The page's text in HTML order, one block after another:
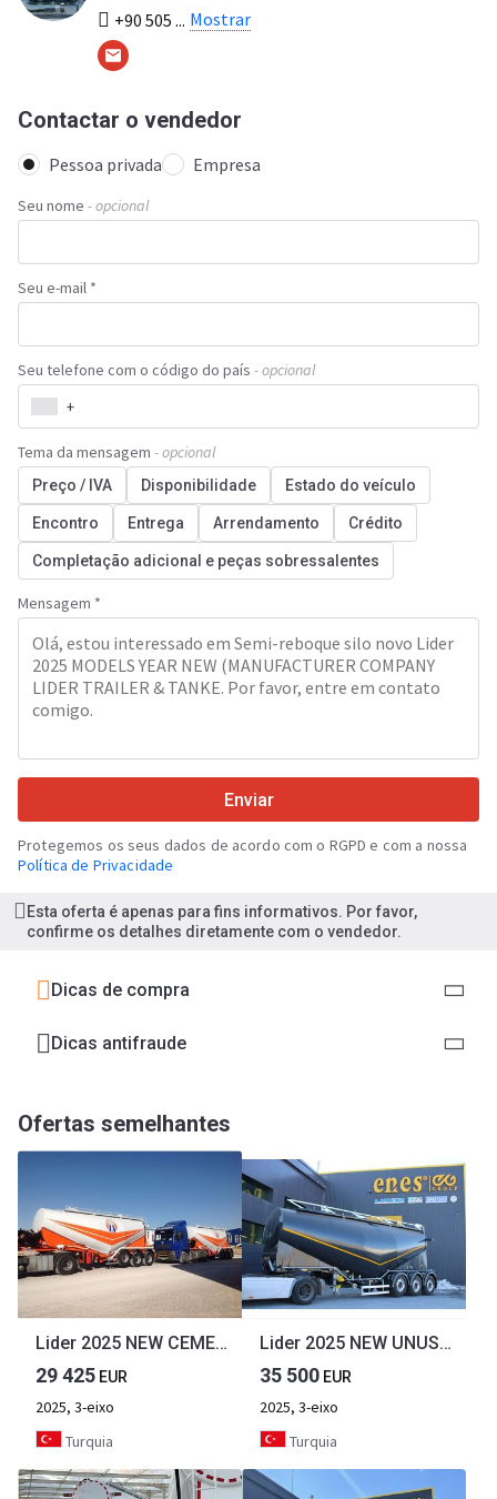
+90 505 ... Mostrar
Contactar o vendedor
Pessoa privada Empresa
Seu nome - opcional
Seu e-mail *
Seu telefone com o código do país - opcional
+
Tema da mensagem - opcional
Preço / IVA Disponibilidade Estado do veículo
Encontro Entrega Arrendamento Crédito
Completação adicional e peças sobressalentes
Mensagem *
Enviar
Protegemos os seus dados de acordo com o RGPD e com a nossa
Política de Privacidade
Esta oferta é apenas para fins informativos. Por favor,
confirme os detalhes diretamente com o vendedor.
Dicas de compra
Dicas antifraude
Ofertas semelhantes
Lider 2025 NEW CEMENT TANKER
29 425 EUR
2025, 3-eixo
Turquia
Lider 2025 NEW UNUSED SLURRY TANKER FROM MANUFACTURER
35 500 EUR
2025, 3-eixo
Turquia